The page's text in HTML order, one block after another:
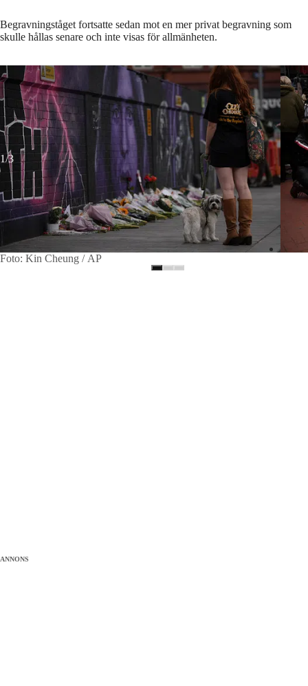
Begravningståget fortsatte sedan mot en mer privat begravning som
skulle hållas senare och inte visas för allmänheten.
1/3
Foto: Kin Cheung / AP Foto:
Foto: Kin Cheung / AP
ANNONS